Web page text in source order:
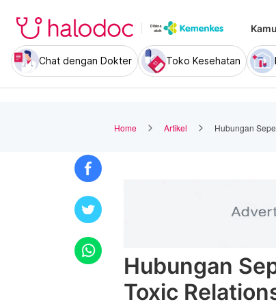
Chat dengan Dokter Toko Kesehatan
Home Artikel Hubungan
Hubungan
Toxic